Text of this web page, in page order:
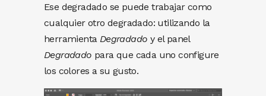
Ese degradado se puede trabajar como
cualquier otro degradado: utilizando la
herramienta Degradado y el panel
Degradado para que cada uno configure
los colores a su gusto.